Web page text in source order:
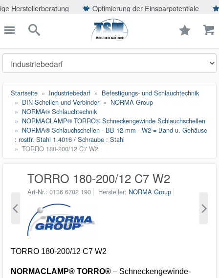
Optimierung der Einsparpotentiale Hohe
schließen
Suche
Startseite Industriebedarf
Befestigungs- und Schlauchtechnik
DIN-Schellen und Verbinder
NORMA Group
NORMA® Schlauchtechnik
NORMACLAMP® TORRO® Schneckengewinde Schlauchschellen
NORMA® Schlauchschellen - BB 12 mm - W2 = Band u. Gehäuse
: rostfr. Stahl 1.4016 / Schraube : Stahl
TORRO 180-200/12 C7 W2
TORRO 180-200/12 C7 W2
Art-Nr. 0136 6702 190 Hersteller NORMA Group
TORRO 180-200/12 C7 W2
NORMACLAMP® TORRO® – Schneckengewinde-